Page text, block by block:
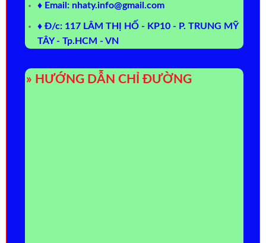
♦ Email: nhaty.info@gmail.com
♦ Đ/c: 117 LÂM THỊ HỐ - KP10 - P. TRUNG MỸ
TÂY - Tp.HCM - VN
» HƯỚNG DẪN CHỈ ĐƯỜNG